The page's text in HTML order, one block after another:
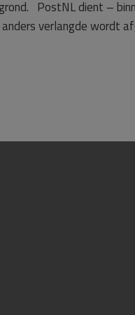
PostNL dient –
verlangde wordt